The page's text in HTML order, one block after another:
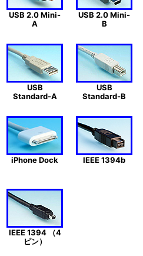
USB 2.0 Mini-
A
USB 2.0 Mini-
B
USB
Standard-A
USB
Standard-B
iPhone Dock IEEE 1394b
IEEE 1394 （4
ピン）